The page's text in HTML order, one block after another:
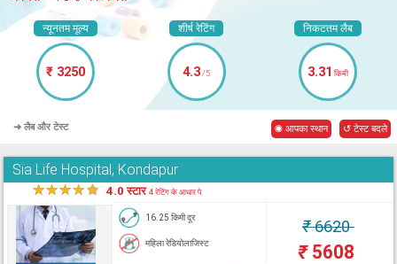
न्यूनतम मूल्य
₹ 3250
शीर्ष रेटिंग
4.3/5
निकटतम लैब
3.31 किमी
➜ लैब और टेस्ट ◉ आपका स्थान ↺ टेस्ट बदले
Sia Life Hospital, Kondapur
★★★★★ 4.0 स्टार4 रेटिंग के आधार पे
16.25 किमी दूर
महिला रेडियोलाजिस्ट
₹6620
₹5608